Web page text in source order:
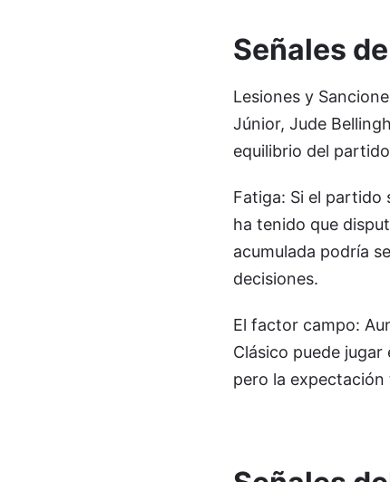
Señales
Lesiones y
Júnior, Jude
equilibrio del
Fatiga: Si el partido
ha tenido que
acumulada podría
decisiones.
El factor campo:
Clásico puede
pero la